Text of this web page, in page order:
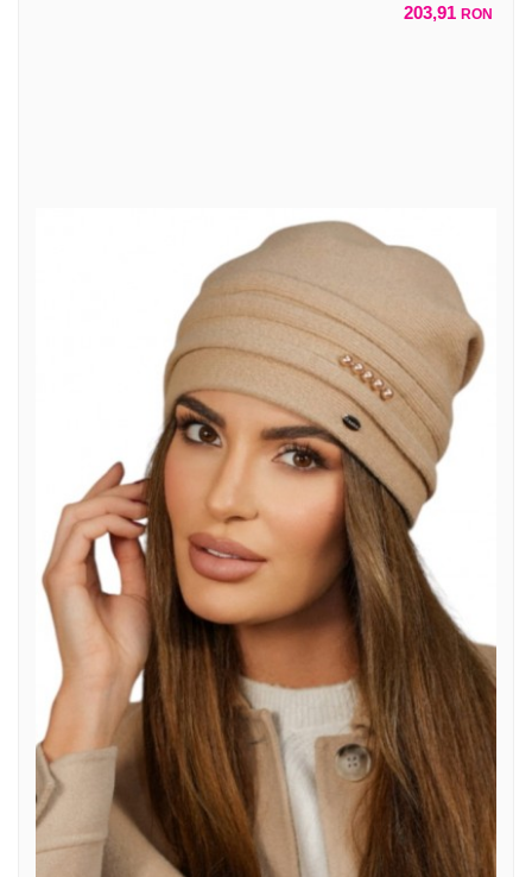
203,91 RON